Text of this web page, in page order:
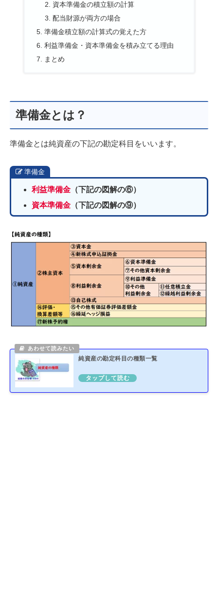
資本準備金の積立額の計算
配当財源が両方の場合
準備金積立額の計算式の覚えた方
利益準備金・資本準備金を積み立てる理由
まとめ
準備金とは？
準備金とは純資産の下記の勘定科目をいいます。
準備金
利益準備金（下記の図解の⑥）
資本準備金（下記の図解の⑨）
純資産の勘定科目の種類一覧